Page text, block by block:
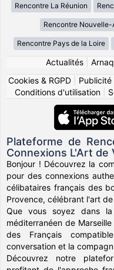
Rencontre La Réunion
Rencontre Nouvelle-
Rencontre Pays de la Loire
Actualités|
Cookies & RGPD
Publicité
Conditions d'utilisation|
Plateforme de
Connexions L'Art de
Bonjour ! Découvrez la
pour des connexions
célibataires français des
Provence, célébrant l'art
Que vous soyez dans la
méditerranéen de
des Français
conversation et la
Découvrez notre